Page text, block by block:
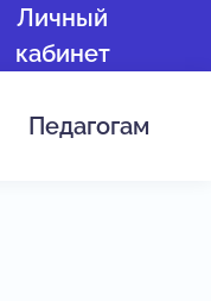
Личный
кабинет
Педагогам